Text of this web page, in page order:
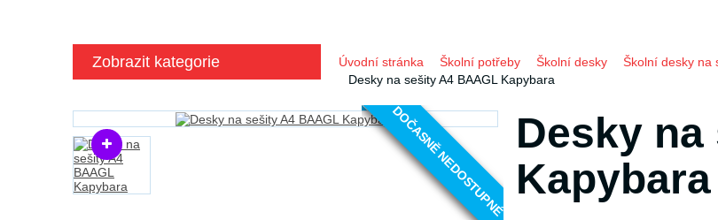
Zobrazit kategorie Úvodní stránka Školní potřeby Školní desky Školní desky na
Desky na sešity A4 BAAGL Kapybara
DOČASNĚ NEDOSTUPNÉ Desky
Kapybara